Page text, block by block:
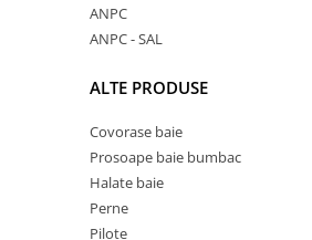
ANPC
ANPC - SAL
ALTE PRODUSE
Covorase baie
Prosoape baie bumbac
Halate baie
Perne
Pilote